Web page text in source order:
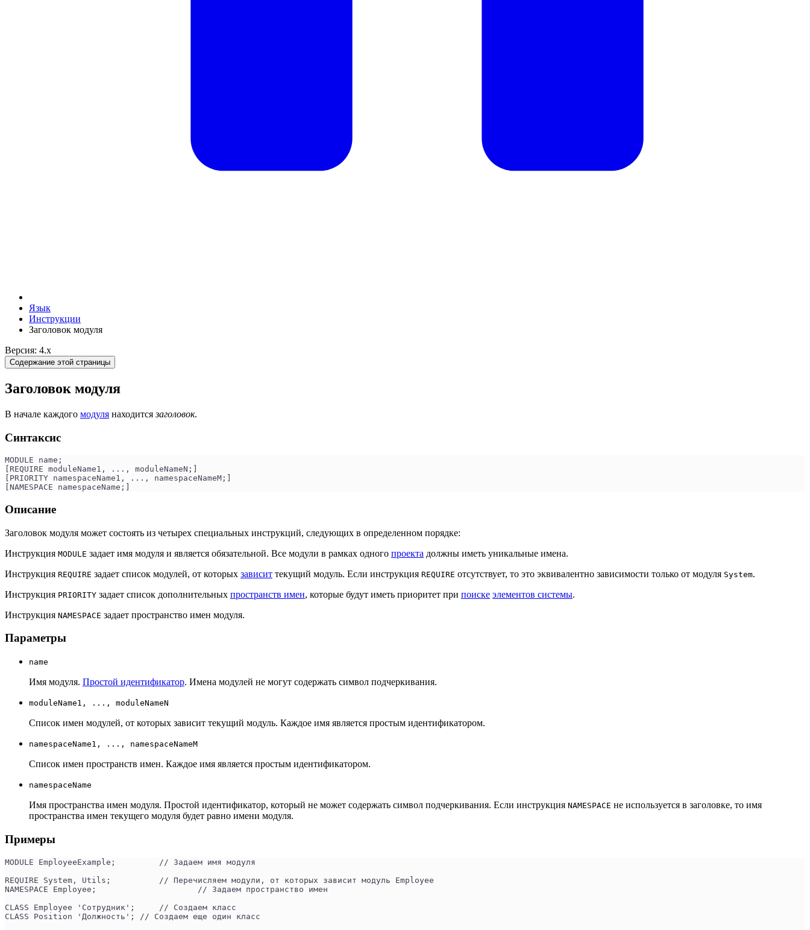
Язык
Инструкции
Заголовок модуля
Версия: 4.x
Содержание этой страницы
Заголовок модуля
В начале каждого модуля находитсязаголовок.
Синтаксис
MODULE name;
[REQUIRE moduleName1, ..., moduleNameN;]
[PRIORITY namespaceName1, ..., namespaceNameM;]
[NAMESPACE namespaceName;]
Описание
Заголовок модуля может состоять из четырех специальных инструкций, следующих в определенном порядке:
Инструкция MODULE задает имя модуля и является обязательной. Все модули в рамках одного проекта должны иметь уникальные имена.
Инструкция REQUIRE задает список модулей, от которых зависит текущий модуль. Если инструкция REQUIRE отсутствует, то это эквивалентно зависимости только от модуля System.
Инструкция PRIORITY задает список дополнительных пространств имен, которые будут иметь приоритет при поиске элементов системы.
Инструкция NAMESPACE задает пространство имен модуля.
Параметры
name
Имя модуля. Простой идентификатор. Имена модулей не могут содержать символ подчеркивания.
moduleName1, ..., moduleNameN
Список имен модулей, от которых зависит текущий модуль. Каждое имя является простым идентификатором.
namespaceName1, ..., namespaceNameM
Список имен пространств имен. Каждое имя является простым идентификатором.
namespaceName
Имя пространства имен модуля. Простой идентификатор, который не может содержать символ подчеркивания. Если инструкция NAMESPACE не используется в заголовке, то имя
пространства имен текущего модуля будет равно имени модуля.
Примеры
MODULE EmployeeExample;	 	// Задаем имя модуля
REQUIRE System, Utils;	 	// Перечисляем модули, от которых зависит модуль Employee
NAMESPACE Employee;		 	// Задаем пространство имен
CLASS Employee 'Сотрудник';	// Создаем класс
CLASS Position 'Должность'; // Создаем еще один класс